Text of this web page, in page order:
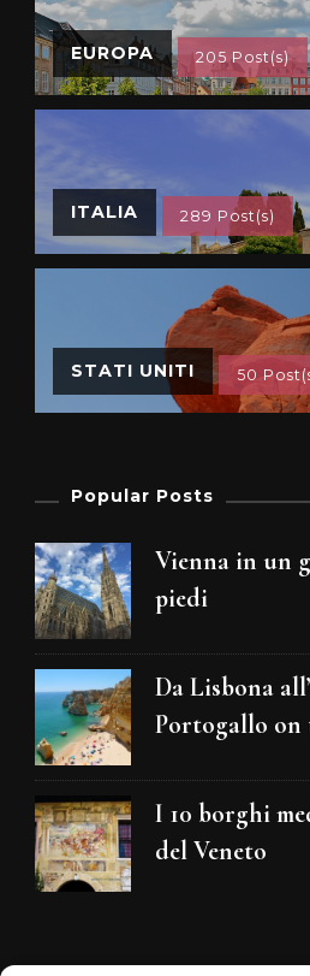
EUROPA 205 Post(s)
ITALIA 289 Post(s)
STATI UNITI 50
Popular Posts
Vienna in un
piedi
Da Lisbona
Portogallo on
I 10 borghi
del Veneto